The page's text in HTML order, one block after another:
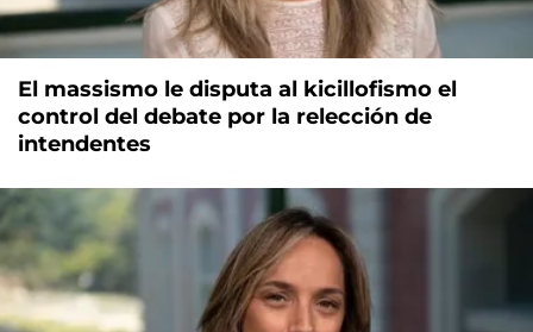
El massismo le disputa al kicillofismo el
control del debate por la relección de
intendentes